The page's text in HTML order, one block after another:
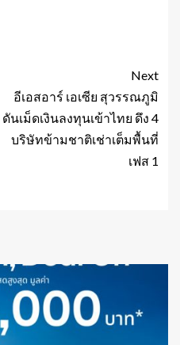
Next
อีเอสอาร์ เอเซีย สุวรรณภูมิ
ดันเม็ดเงินลงทุนเข้าไทย ดึง 4
บริษัทข้ามชาติเช่าเต็มพื้นที่
เฟส 1